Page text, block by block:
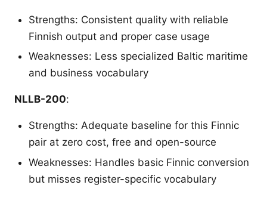
Strengths: Consistent quality with reliable
Finnish output and proper case usage
Weaknesses: Less specialized Baltic maritime
and business vocabulary
NLLB-200:
Strengths: Adequate baseline for this Finnic
pair at zero cost, free and open-source
Weaknesses: Handles basic Finnic conversion
but misses register-specific vocabulary